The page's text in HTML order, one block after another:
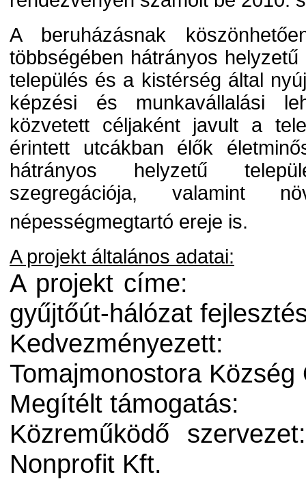
A beruházásnak
többségében hátrányos
település és a kistérség által
képzési és munkavállalási
közvetett céljaként javult a
érintett utcákban élők
hátrányos helyzetű
szegregációja, valamint
népességmegtartó ereje is.
A projekt általános adatai:
A projekt címe:
gyűjtőút-hálózat
Kedvezményezett:
Tomajmonostora
Megítélt támogatás:
Közreműködő szervezet:
Nonprofit Kft.